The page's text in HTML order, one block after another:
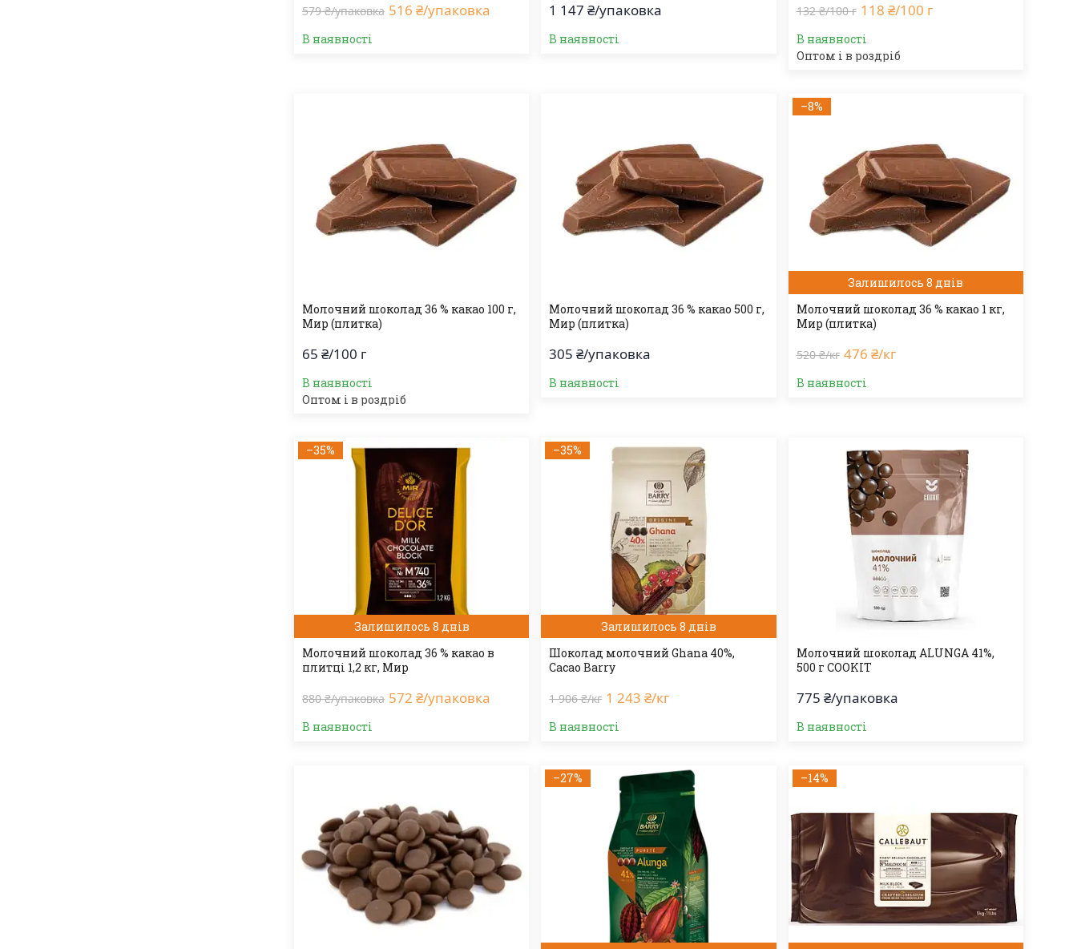
579 ₴/упаковка 516 ₴/упаковка
В наявності
1 147 ₴/упаковка
В наявності
132 ₴/100 г 118 ₴/100 г
В наявності
Оптом і в роздріб
Молочний шоколад 36 % какао 100 г,
Мир (плитка)
65 ₴/100 г
В наявності
Оптом і в роздріб
Молочний шоколад 36 % какао 500 г,
Мир (плитка)
305 ₴/упаковка
В наявності
–8%
Залишилось 8 днів
Молочний шоколад 36 % какао 1 кг,
Мир (плитка)
520 ₴/кг 476 ₴/кг
В наявності
–35%
Залишилось 8 днів
Молочний шоколад 36 % какао в
плитці 1,2 кг, Мир
880 ₴/упаковка 572 ₴/упаковка
В наявності
–35%
Залишилось 8 днів
Шоколад молочний Ghana 40%,
Cacao Barry
1 906 ₴/кг 1 243 ₴/кг
В наявності
Молочний шоколад ALUNGA 41%,
500 г COOKIT
775 ₴/упаковка
В наявності
–27% –14%